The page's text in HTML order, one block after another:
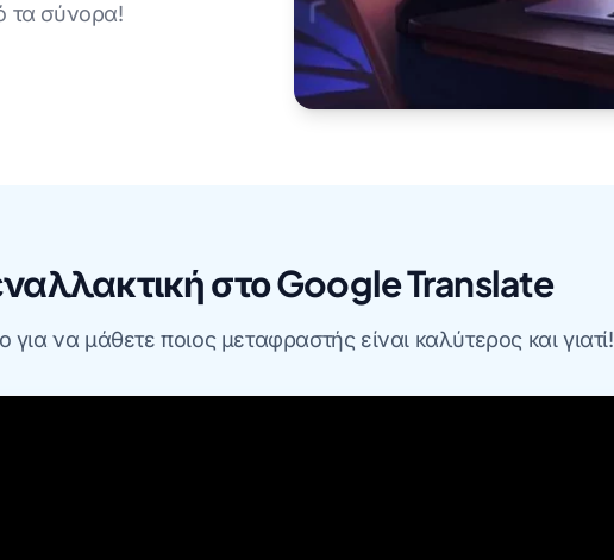
τα σύνορα!
στο Google Translate
για να μάθετε ποιος μεταφραστής είναι καλύτερος και γιατί!